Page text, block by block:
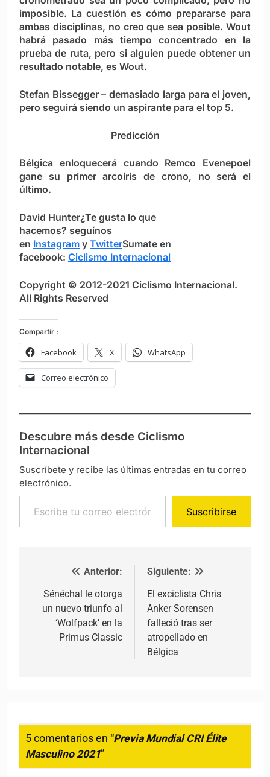
imposible. La cuestión es cómo prepararse para
ambas disciplinas, no creo que sea posible. Wout
habrá pasado más tiempo concentrado en la
prueba de ruta, pero si alguien puede obtener un
resultado notable, es Wout.
Stefan Bissegger– demasiado larga para el joven,
pero seguirá siendo un aspirante para el top 5.
Predicción
Bélgica enloquecerá cuando Remco Evenepoel
gane su primer arcoíris de crono, no será el
último.
David Hunter¿Te gusta lo que
hacemos? seguínos
en Instagram y TwitterSumate en
facebook: Ciclismo Internacional
Copyright © 2012-2021 Ciclismo Internacional.
All Rights Reserved
Compartir :
Facebook X WhatsApp
Correo electrónico
Descubre más desde Ciclismo
Internacional
Suscríbete y recibe las últimas entradas en tu correo
electrónico.
Escribe tu correo electrónico…
Suscribirse
Navegación de entradas
Anterior:
Sénéchal le otorga
un nuevo triunfo al
‘Wolfpack’ en la
Primus Classic
Siguiente:
El exciclista Chris
Anker Sorensen
falleció tras ser
atropellado en
Bélgica
5 comentarios en “Previa Mundial CRI Élite
Masculino 2021”